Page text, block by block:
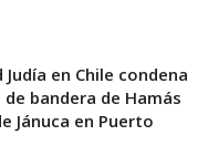
Judía en Chile condena
bandera de Hamás
Jánuca en Puerto